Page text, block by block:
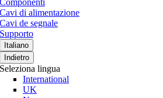
Componenti
Cavi di alimentazione
Cavi de segnale
Supporto
Italiano
Indietro
Seleziona lingua
International
UK